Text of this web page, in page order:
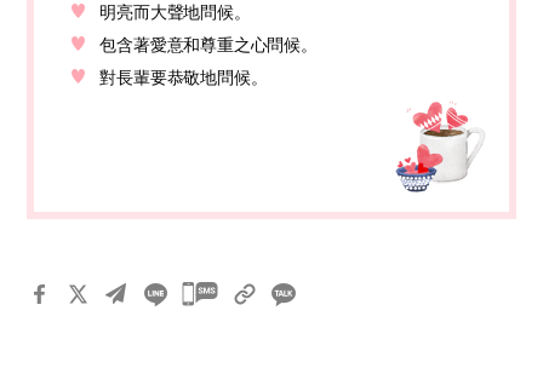
明亮而大聲地問候。
包含著愛意和尊重之心問候。
對長輩要恭敬地問候。
카